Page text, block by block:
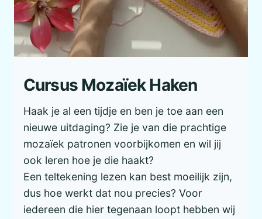
Cursus Mozaïek Haken
Haak je al een tijdje en ben je toe aan een
nieuwe uitdaging? Zie je van die prachtige
mozaïek patronen voorbijkomen en wil jij
ook leren hoe je die haakt?
Een teltekening lezen kan best moeilijk zijn,
dus hoe werkt dat nou precies? Voor
iedereen die hier tegenaan loopt hebben wij